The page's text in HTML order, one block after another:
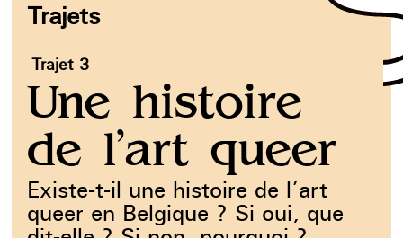
Trajets
Trajet 3
Une histoire
de l’art queer
Existe-t-il une histoire de l’art
queer en Belgique ? Si oui, que